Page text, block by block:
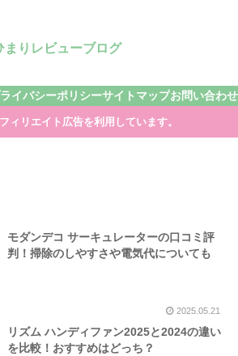
まりレビューブログ
イバシーポリシーサイトマップお問い合わせ
ィリエイト広告を利用しています。
モダンデコ サーキュレーターの口コミ評
判！掃除のしやすさや電気代についても
2025.05.21
リズム ハンディファン2025と2024の違い
を比較！おすすめはどっち？